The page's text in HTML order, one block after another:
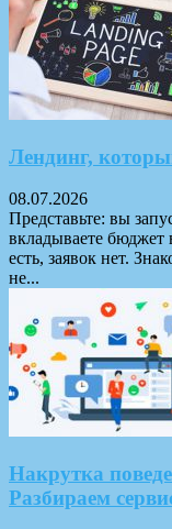
Лендинг,
08.07.2026
Представьте: вы
вкладываете
есть, заявок нет.
не...
Накрутка
Разбираем